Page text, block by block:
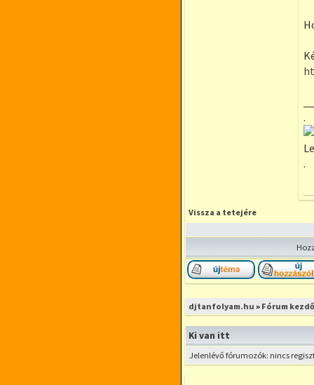
.
.
Vissza a tetejére
Új téma nyitása
djtanfolyam.hu » Fórum
Ki van itt
Jelenlévő fórumozók: nincs